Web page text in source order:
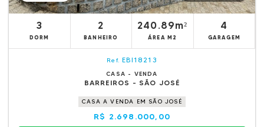
3
DORM
2
BANHEIRO
240.89m²
ÁREA M2
4
GARAGEM
Ref. EBI18213
CASA - VENDA
BARREIROS - SÃO JOSÉ
CASA A VENDA EM SÃO JOSÉ
R$ 2.698.000,00